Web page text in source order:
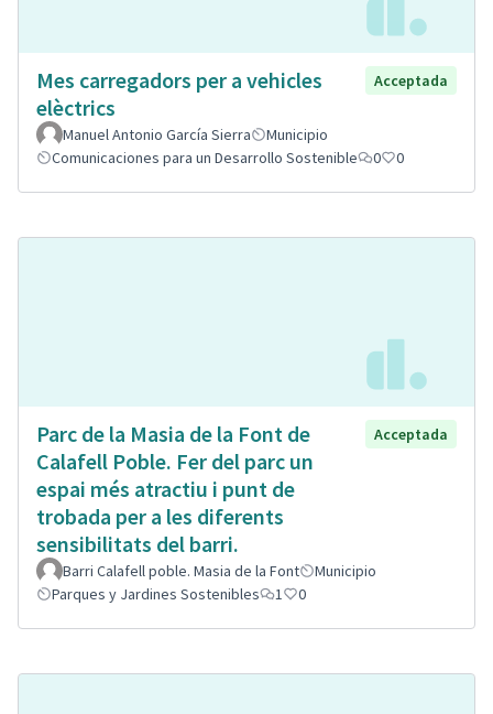
Mes carregadors per a vehicles
elèctrics
Acceptada
Manuel Antonio García Sierra
Municipio
Comunicaciones para un Desarrollo Sostenible
0 0
Parc de la Masia de la Font de
Calafell Poble. Fer del parc un
espai més atractiu i punt de
trobada per a les diferents
sensibilitats del barri.
Acceptada
Barri Calafell poble. Masia de la Font
Municipio
Parques y Jardines Sostenibles
1 0